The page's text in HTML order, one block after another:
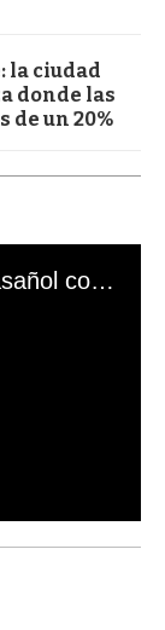
la ciudad
donde las
de un 20%
El mal momento de Yanina Gasañol con un hincha argentino en "Subrayado"